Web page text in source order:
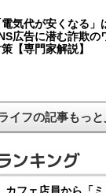
電気代が安くなる
広告に潜む詐欺
【専門家解説】
イフの記事もっと
ンキング
カフェ店員から「